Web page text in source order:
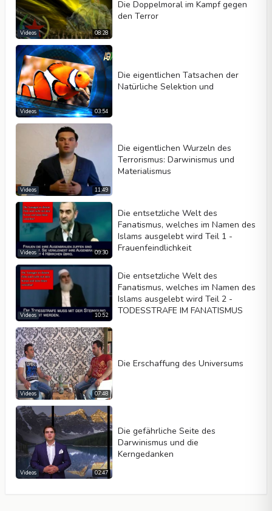
08:28
Videos
Die Doppelmoral im Kampf gegen
den Terror
03:54
Videos
Die eigentlichen Tatsachen der
Natürliche Selektion und
11:49
Videos
Die eigentlichen Wurzeln des
Terrorismus: Darwinismus und
Materialismus
09:30
Videos
Die entsetzliche Welt des
Fanatismus, welches im Namen des
Islams ausgelebt wird Teil 1 -
Frauenfeindlichkeit
10:52
Videos
Die entsetzliche Welt des
Fanatismus, welches im Namen des
Islams ausgelebt wird Teil 2 -
TODESSTRAFE IM FANATISMUS
07:48
Videos
Die Erschaffung des Universums
02:47
Videos
Die gefährliche Seite des
Darwinismus und die
Kerngedanken